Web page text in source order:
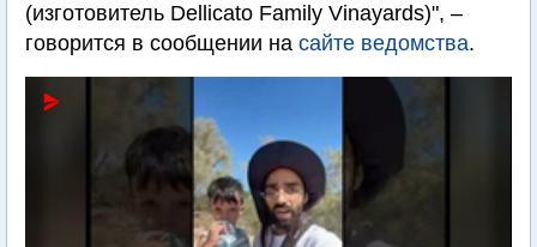
(изготовитель Dellicato Family Vinayards)", –
говорится в сообщении на сайте ведомства.